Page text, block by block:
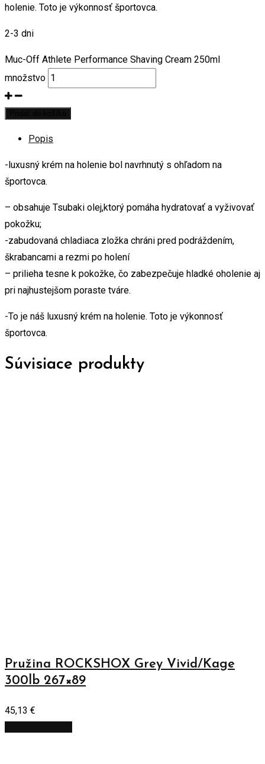
holenie. Toto je výkonnosť športovca.
2-3 dni
Muc-Off Athlete Performance Shaving Cream 250ml
množstvo
Popis
-luxusný krém na holenie bol navrhnutý s ohľadom na
športovca.
– obsahuje Tsubaki olej,ktorý pomáha hydratovať a vyživovať
pokožku;
-zabudovaná chladiaca zložka chráni pred podráždením,
škrabancami a rezmi po holení
– prilieha tesne k pokožke, čo zabezpečuje hladké oholenie aj
pri najhustejšom poraste tváre.
-To je náš luxusný krém na holenie. Toto je výkonnosť
športovca.
Súvisiace produkty
Pružina ROCKSHOX Grey Vivid/Kage
300lb 267×89
45,13 €